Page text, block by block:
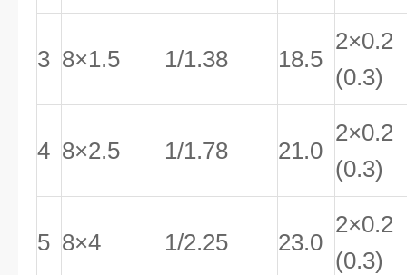
3 8×1.5 1/1.38 18.5
2×0.2
(0.3)
4 8×2.5 1/1.78 21.0
2×0.2
(0.3)
5 8×4 1/2.25 23.0
2×0.2
(0.3)